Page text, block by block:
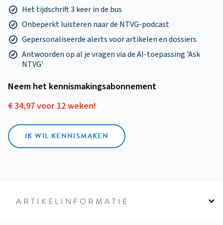
Het tijdschrift 3 keer in de bus
Onbeperkt luisteren naar de NTVG-podcast
Gepersonaliseerde alerts voor artikelen en dossiers
Antwoorden op al je vragen via de AI-toepassing 'Ask
NTVG'
Neem het kennismakings­abonnement
€ 34,97 voor 12 weken!
IK WIL KENNISMAKEN
ARTIKELINFORMATIE